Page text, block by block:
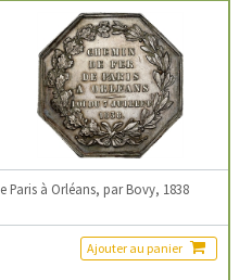
Paris à Orléans, par Bovy, 1838
Ajouter au panier